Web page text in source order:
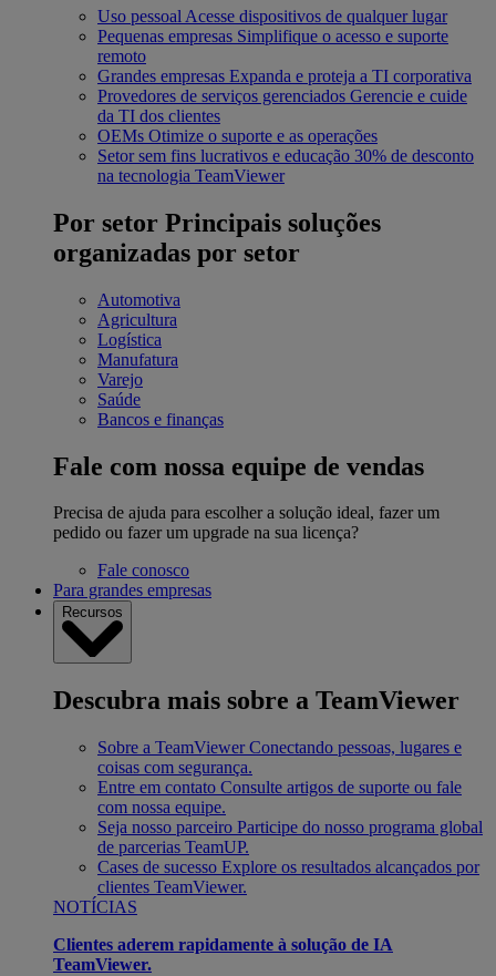
Uso pessoal Acesse dispositivos de qualquer lugar
Pequenas empresas Simplifique o acesso e suporte
remoto
Grandes empresas Expanda e proteja a TI corporativa
Provedores de serviços gerenciados Gerencie e cuide
da TI dos clientes
OEMs Otimize o suporte e as operações
Setor sem fins lucrativos e educação 30% de desconto
na tecnologia TeamViewer
Por setor Principais soluções
organizadas por setor
Automotiva
Agricultura
Logística
Manufatura
Varejo
Saúde
Bancos e finanças
Fale com nossa equipe de vendas
Precisa de ajuda para escolher a solução ideal, fazer um
pedido ou fazer um upgrade na sua licença?
Fale conosco
Para grandes empresas
Recursos
Descubra mais sobre a TeamViewer
Sobre a TeamViewer Conectando pessoas, lugares e
coisas com segurança.
Entre em contato Consulte artigos de suporte ou fale
com nossa equipe.
Seja nosso parceiro Participe do nosso programa global
de parcerias TeamUP.
Cases de sucesso Explore os resultados alcançados por
clientes TeamViewer.
NOTÍCIAS
Clientes aderem rapidamente à solução de IA
TeamViewer.